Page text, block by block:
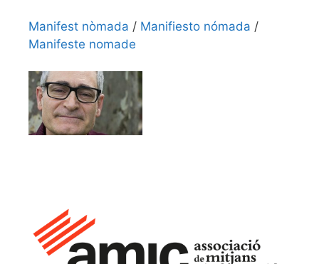
Manifest nòmada / Manifiesto nómada /
Manifeste nomade